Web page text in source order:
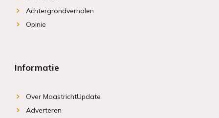
Achtergrondverhalen
Opinie
Informatie
Over MaastrichtUpdate
Adverteren